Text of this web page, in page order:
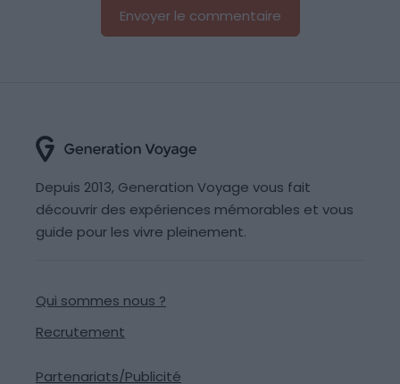
Depuis 2013, Generation Voyage vous fait
découvrir des expériences mémorables et vous
guide pour les vivre pleinement.
Qui sommes nous ?
Recrutement
Partenariats/Publicité